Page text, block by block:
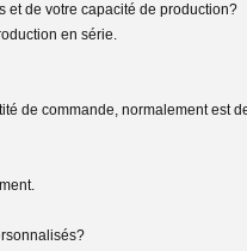
et de votre capacité de production?
en série.
de commande, normalement est